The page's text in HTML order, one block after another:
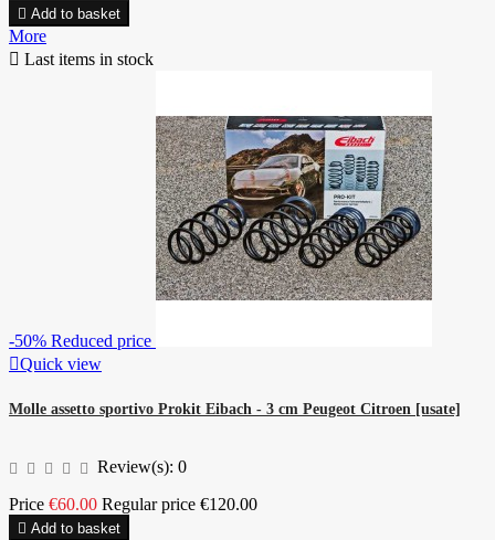
 Add to basket
More
 Last items in stock
-50% Reduced price
Quick view
Molle assetto sportivo Prokit Eibach - 3 cm Peugeot Citroen [usate]
Review(s): 0
Price €60.00 Regular price €120.00
 Add to basket